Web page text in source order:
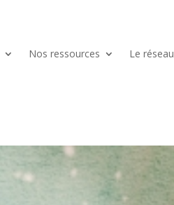
Nos ressources Le réseau